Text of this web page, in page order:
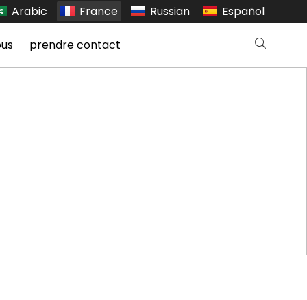
Arabic France Russian Español
prendre contact